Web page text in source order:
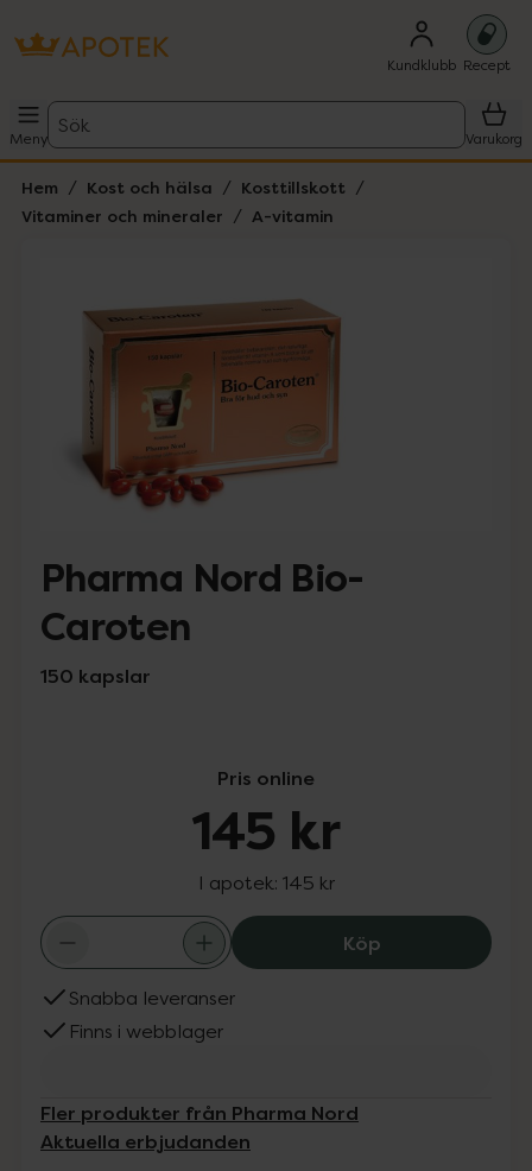
Kundklubb Recept
Meny
Sök
Varukorg
Hem Kost och hälsa
Kosttillskott
Vitaminer och mineraler
A-vitamin
Lista: . Innehåller 1 objekt.
Pharma Nord Bio-
Caroten
150 kapslar
Pris online
145 kr
I apotek: 145 kr
KöpPharma Nord
Snabba leveranser
Finns i webblager
Fler produkter från Pharma Nord
Aktuella erbjudanden